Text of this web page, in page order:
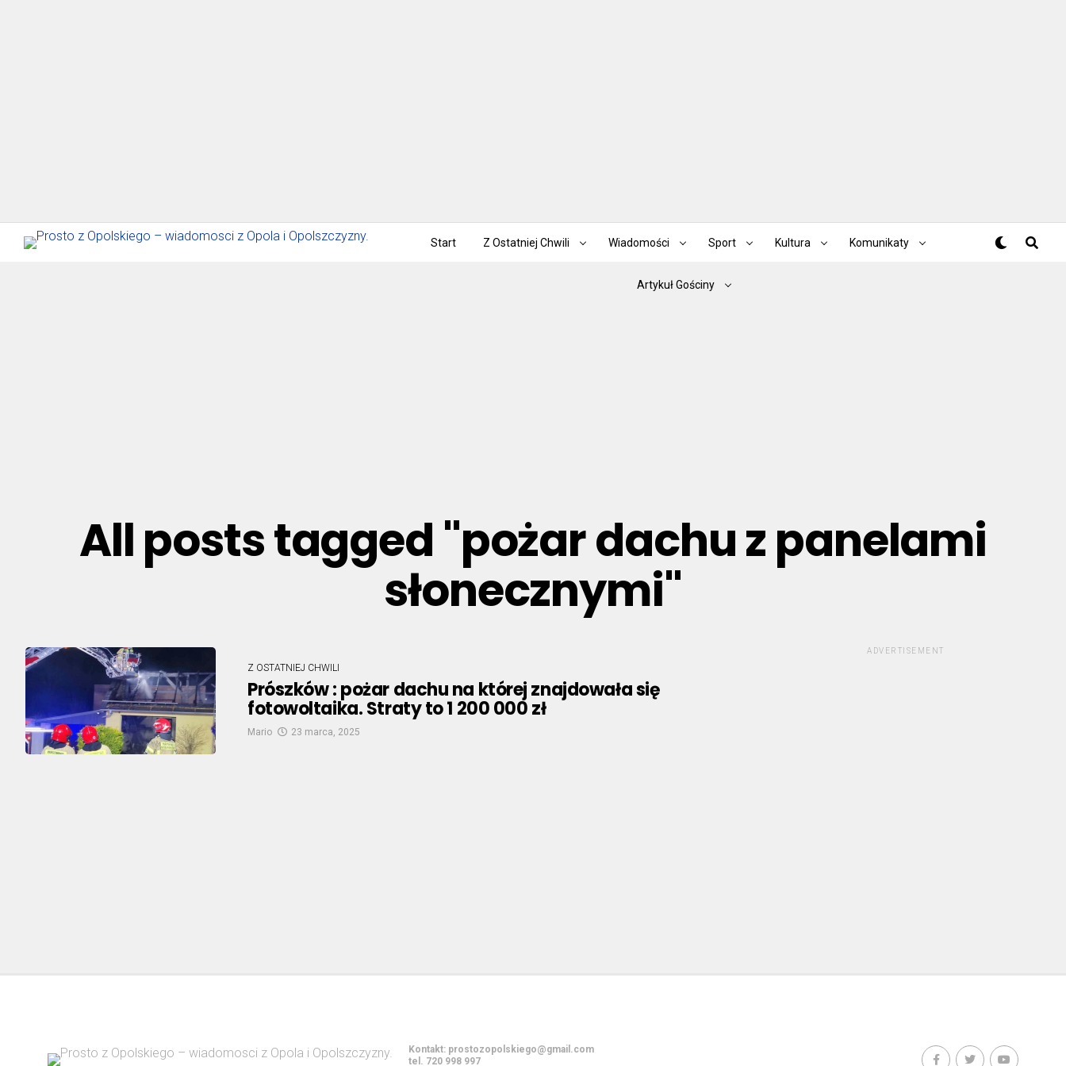
Start Z Ostatniej Chwili Wiadomości Sport Kultura Komunikaty
Artykuł Gościny
All posts tagged "pożar dachu z panelami
słonecznymi"
Z OSTATNIEJ CHWILI
Prószków : pożar dachu na której znajdowała się
fotowoltaika. Straty to 1 200 000 zł
Mario 23 marca, 2025
ADVERTISEMENT
Kontakt: prostozopolskiego@gmail.com
tel. 720 998 997